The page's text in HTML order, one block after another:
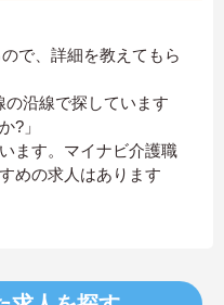
で、詳細を教えてもら
の沿線で探しています
?」
ます。マイナビ介護職
めの求人はあります